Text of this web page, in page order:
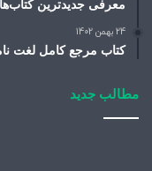
معرفی جدیدترین
24 بهمن 1402
کتاب مرجع کامل لغت
مطالب جدید